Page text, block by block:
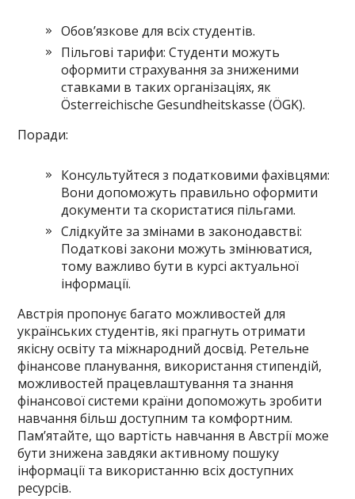
Обов’язкове для всіх студентів.
Пільгові тарифи: Студенти можуть
оформити страхування за зниженими
ставками в таких організаціях, як
Österreichische Gesundheitskasse (ÖGK).
Поради:
Консультуйтеся з податковими фахівцями:
Вони допоможуть правильно оформити
документи та скористатися пільгами.
Слідкуйте за змінами в законодавстві:
Податкові закони можуть змінюватися,
тому важливо бути в курсі актуальної
інформації.
Австрія пропонує багато можливостей для
українських студентів, які прагнуть отримати
якісну освіту та міжнародний досвід. Ретельне
фінансове планування, використання стипендій,
можливостей працевлаштування та знання
фінансової системи країни допоможуть зробити
навчання більш доступним та комфортним.
Пам’ятайте, що вартість навчання в Австрії може
бути знижена завдяки активному пошуку
інформації та використанню всіх доступних
ресурсів.